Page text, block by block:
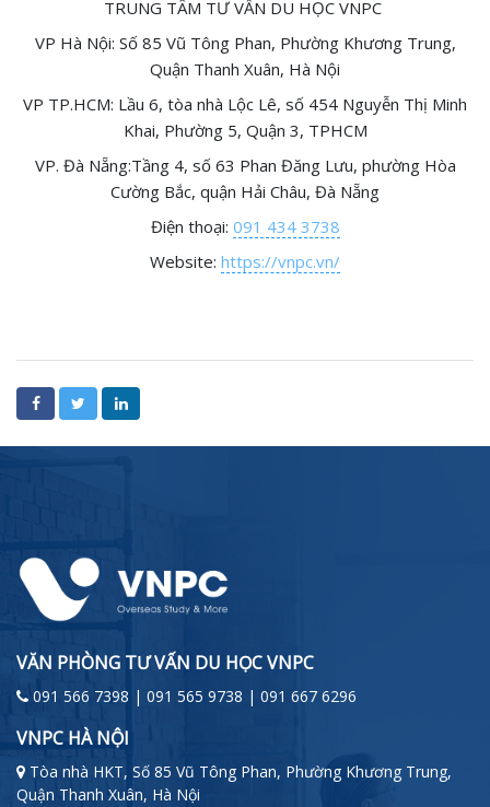
TRUNG TÂM TƯ VẤN DU HỌC VNPC
VP Hà Nội: Số 85 Vũ Tông Phan, Phường Khương Trung,
Quận Thanh Xuân, Hà Nội
VP TP.HCM: Lầu 6, tòa nhà Lộc Lê, số 454 Nguyễn Thị Minh
Khai, Phường 5, Quận 3, TPHCM
VP. Đà Nẵng:Tầng 4, số 63 Phan Đăng Lưu, phường Hòa
Cường Bắc, quận Hải Châu, Đà Nẵng
Điện thoại: 091 434 3738
Website: https://vnpc.vn/
VĂN PHÒNG TƯ VẤN DU HỌC VNPC
091 566 7398 | 091 565 9738 | 091 667 6296
VNPC HÀ NỘI
Tòa nhà HKT, Số 85 Vũ Tông Phan, Phường Khương Trung,
Quận Thanh Xuân, Hà Nội